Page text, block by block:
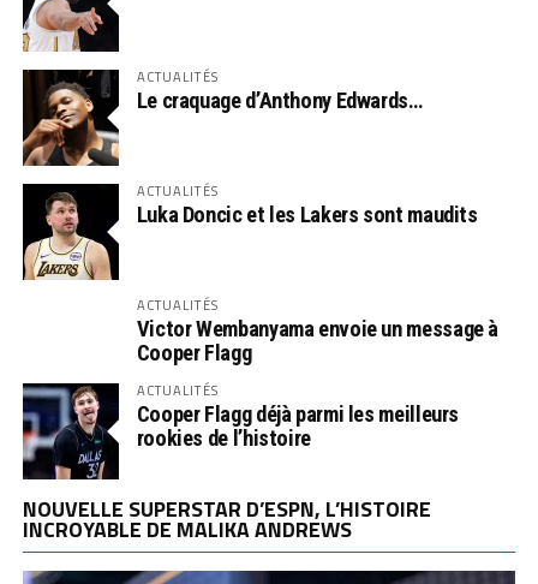
ACTUALITÉS
Le craquage d’Anthony Edwards…
ACTUALITÉS
Luka Doncic et les Lakers sont maudits
ACTUALITÉS
Victor Wembanyama envoie un message à
Cooper Flagg
ACTUALITÉS
Cooper Flagg déjà parmi les meilleurs
rookies de l’histoire
NOUVELLE SUPERSTAR D’ESPN, L’HISTOIRE
INCROYABLE DE MALIKA ANDREWS